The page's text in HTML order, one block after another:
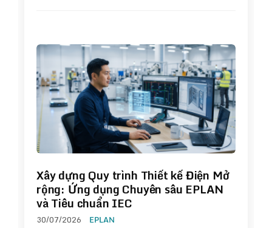
Xây dựng Quy trình Thiết kế Điện Mở
rộng: Ứng dụng Chuyên sâu EPLAN
và Tiêu chuẩn IEC
30/07/2026 EPLAN